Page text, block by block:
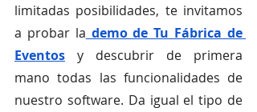
limitadas posibilidades, te invitamos
a probar la demo de Tu Fábrica de
Eventos y descubrir de primera
mano todas las funcionalidades de
nuestro software. Da igual el tipo de